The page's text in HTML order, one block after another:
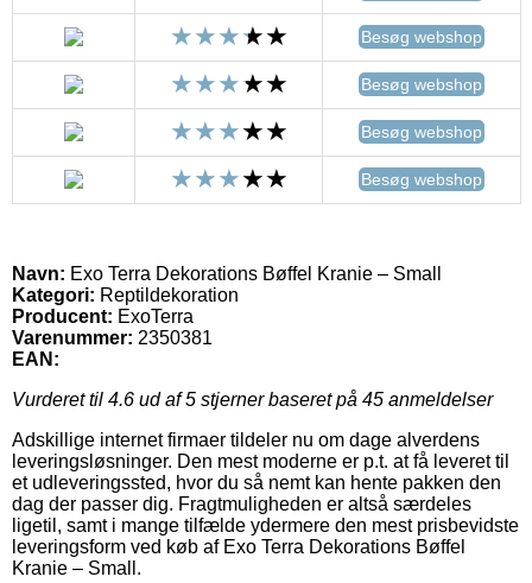
Besøg webshop
Besøg webshop
Besøg webshop
Besøg webshop
Navn: Exo Terra Dekorations Bøffel Kranie – Small
Kategori: Reptildekoration
Producent: ExoTerra
Varenummer: 2350381
EAN:
Vurderet til 4.6 ud af 5 stjerner baseret på 45 anmeldelser
Adskillige internet firmaer tildeler nu om dage alverdens
leveringsløsninger. Den mest moderne er p.t. at få leveret til
et udleveringssted, hvor du så nemt kan hente pakken den
dag der passer dig. Fragtmuligheden er altså særdeles
ligetil, samt i mange tilfælde ydermere den mest prisbevidste
leveringsform ved køb af Exo Terra Dekorations Bøffel
Kranie – Small.